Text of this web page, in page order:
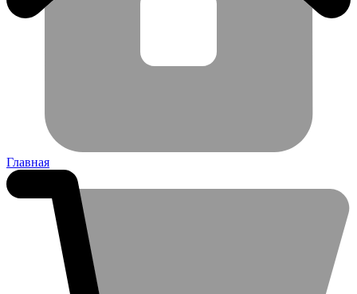
Главная